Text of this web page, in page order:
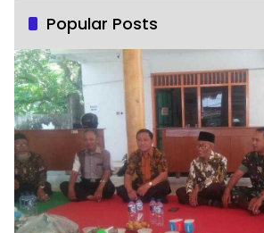
Popular Posts